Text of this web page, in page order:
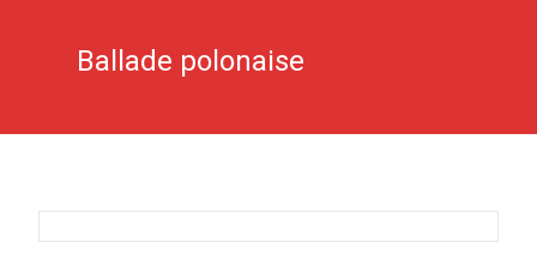
Ballade polonaise